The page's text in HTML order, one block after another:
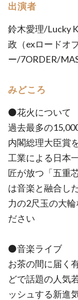
出演者
鈴木愛理/Lucky
政（exロードオ
ー/7ORDER/
みどころ
⚫️花火について
過去最多の
内閣総理大臣賞
工業による日本
匠が放つ「五重
は音楽と融合し
力の2尺玉の大
ださい
⚫️音楽ライブ
お茶の間に届く
どで話題の人気
ッシュする新進